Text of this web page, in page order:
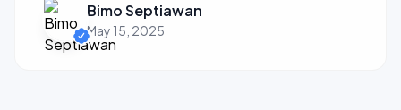
Bimo Septiawan
May 15, 2025